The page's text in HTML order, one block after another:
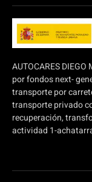
AUTOCARES
por fondos next-
transporte por
transporte privado
recuperación,
actividad 1-